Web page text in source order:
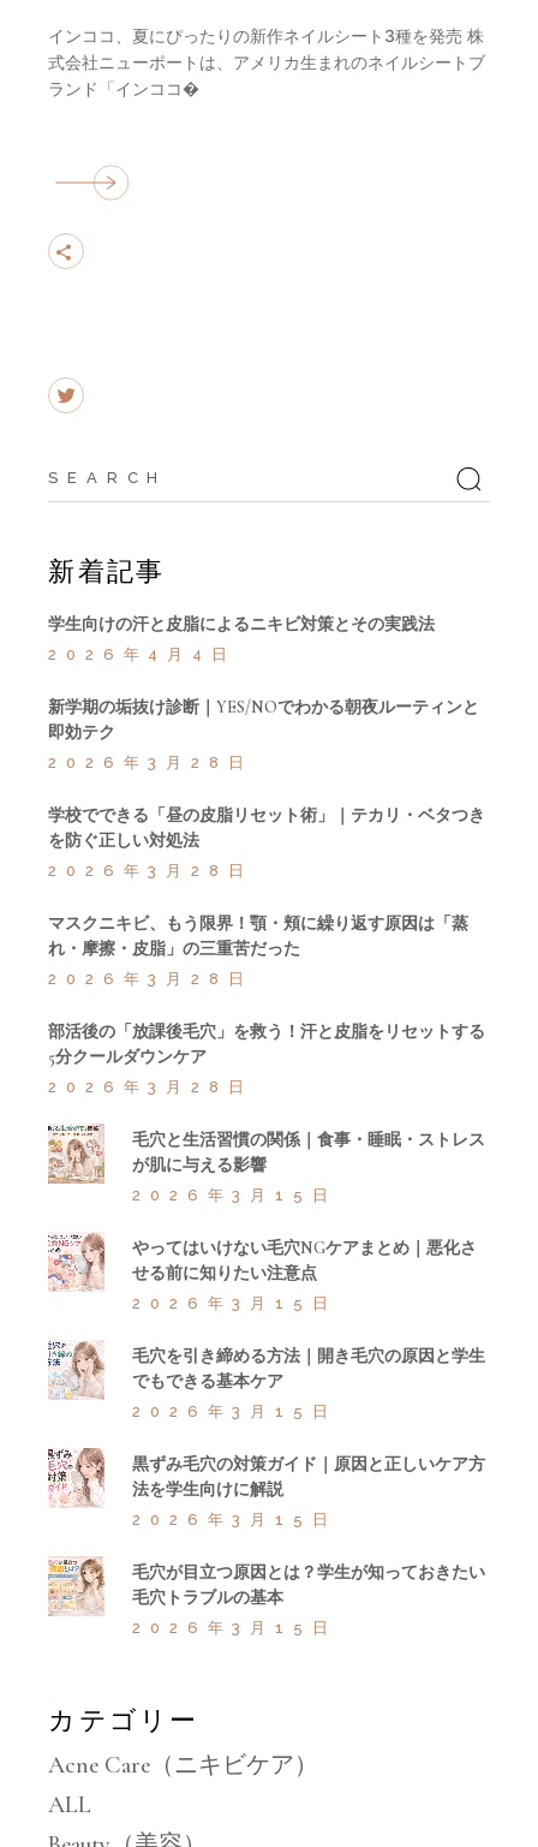
インココ、夏にぴったりの新作ネイルシート3種を発売 株
式会社ニューポートは、アメリカ生まれのネイルシートブ
ランド「インココ�
Search
for:
新着記事
学生向けの汗と皮脂によるニキビ対策とその実践法
2026年4月4日
新学期の垢抜け診断｜YES/NOでわかる朝夜ルーティンと
即効テク
2026年3月28日
学校でできる「昼の皮脂リセット術」｜テカリ・ベタつき
を防ぐ正しい対処法
2026年3月28日
マスクニキビ、もう限界！顎・頬に繰り返す原因は「蒸
れ・摩擦・皮脂」の三重苦だった
2026年3月28日
部活後の「放課後毛穴」を救う！汗と皮脂をリセットする
5分クールダウンケア
2026年3月28日
毛穴と生活習慣の関係｜食事・睡眠・ストレス
が肌に与える影響
2026年3月15日
やってはいけない毛穴NGケアまとめ｜悪化さ
せる前に知りたい注意点
2026年3月15日
毛穴を引き締める方法｜開き毛穴の原因と学生
でもできる基本ケア
2026年3月15日
黒ずみ毛穴の対策ガイド｜原因と正しいケア方
法を学生向けに解説
2026年3月15日
毛穴が目立つ原因とは？学生が知っておきたい
毛穴トラブルの基本
2026年3月15日
カテゴリー
Acne Care（ニキビケア）
ALL